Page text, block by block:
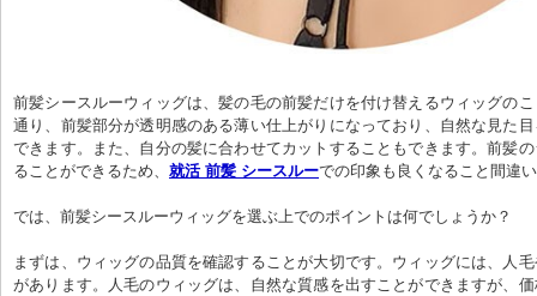
前髪シースルーウィッグは、髪の毛の前髪だけを付け替えるウィッグの
通り、前髪部分が透明感のある薄い仕上がりになっており、自然な見た
できます。また、自分の髪に合わせてカットすることもできます。前髪
ることができるため、 就活 前髪 シースルーでの印象も良くなること間違
では、前髪シースルーウィッグを選ぶ上でのポイントは何でしょうか？
まずは、ウィッグの品質を確認することが大切です。ウィッグには、人
があります。人毛のウィッグは、自然な質感を出すことができますが、